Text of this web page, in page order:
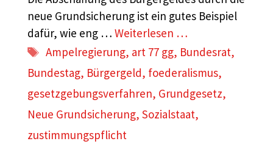
neue Grundsicherung ist ein gutes Beispiel
dafür, wie eng … Weiterlesen …
Schlagwörter
Ampelregierung, art 77 gg, Bundesrat,
Bundestag, Bürgergeld, foederalismus,
gesetzgebungsverfahren, Grundgesetz,
Neue Grundsicherung, Sozialstaat,
zustimmungspflicht